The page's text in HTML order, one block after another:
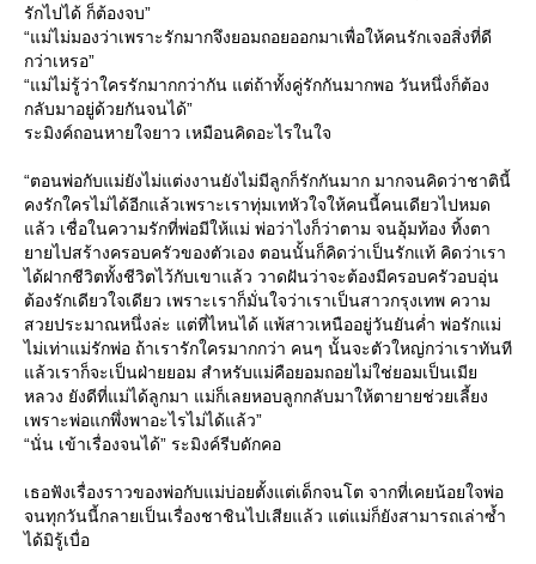
รักไปได้ ก็ต้องจบ”
“แม่ไม่มองว่าเพราะรักมากจึงยอมถอยออกมาเพื่อให้คนรักเจอสิ่งที่ดี
กว่าเหรอ”
“แม่ไม่รู้ว่าใครรักมากกว่ากัน แต่ถ้าทั้งคู่รักกันมากพอ วันหนึ่งก็ต้อง
กลับมาอยู่ด้วยกันจนได้”
ระมิงค์ถอนหายใจยาว เหมือนคิดอะไรในใจ
“ตอนพ่อกับแม่ยังไม่แต่งงานยังไม่มีลูกก็รักกันมาก มากจนคิดว่าชาตินี้
คงรักใครไม่ได้อีกแล้วเพราะเราทุ่มเทหัวใจให้คนนี้คนเดียวไปหมด
ล้ว เชื่อในความรักที่พ่อมีให้แม่ พ่อว่าไงก็ว่าตาม จนอุ้มท้อง ทิ้งตา
ายไปสร้างครอบครัวของตัวเอง ตอนนั้นก็คิดว่าเป็นรักแท้ คิดว่าเรา
ได้ฝากชีวิตทั้งชีวิตไว้กับเขาแล้ว วาดฝันว่าจะต้องมีครอบครัวอบอุ่น
ต้องรักเดียวใจเดียว เพราะเราก็มั่นใจว่าเราเป็นสาวกรุงเทพ ความ
สวยประมาณหนึ่งล่ะ แต่ที่ไหนได้ แพ้สาวเหนืออยู่วันยันค่ำ พ่อรักแม่
ไม่เท่าแม่รักพ่อ ถ้าเรารักใครมากกว่า คนๆ นั้นจะตัวใหญ่กว่าเราทันที
ล้วเราก็จะเป็นฝ่ายยอม สำหรับแม่คือยอมถอยไม่ใช่ยอมเป็นเมี
หลวง ยังดีที่แม่ได้ลูกมา แม่ก็เลยหอบลูกกลับมาให้ตายายช่วยเลี้ยง
เพราะพ่อแกพึ่งพาอะไรไม่ได้แล้ว”
“นั่น เข้าเรื่องจนได้” ระมิงค์รีบดักคอ
เธอฟังเรื่องราวของพ่อกับแม่บ่อยตั้งแต่เด็กจนโต จากที่เคยน้อยใจพ่อ
จนทุกวันนี้กลายเป็นเรื่องชาชินไปเสียแล้ว แต่แม่ก็ยังสามารถเล่าซ้ำ
ได้มิรู้เบื่อ